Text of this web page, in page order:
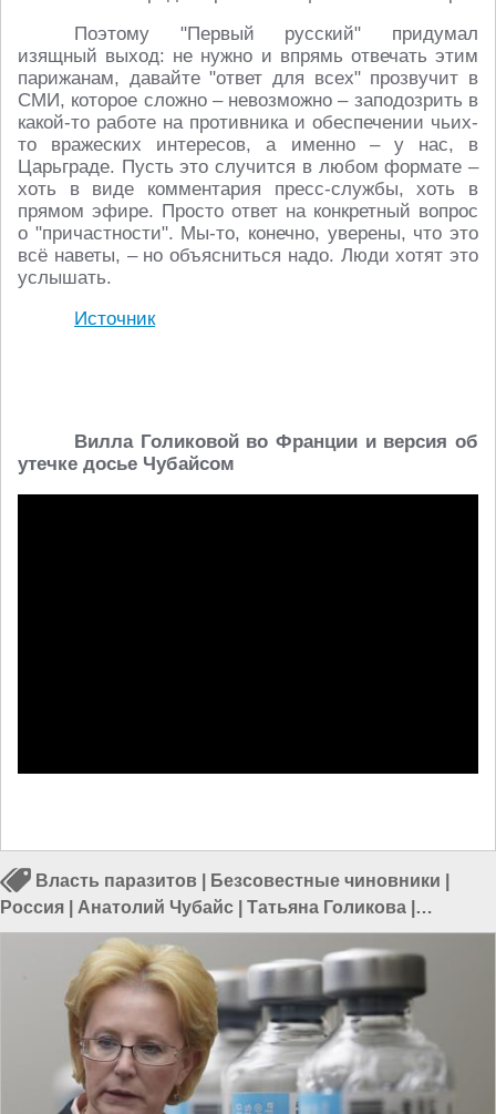
Поэтому "Первый русский" придумал
изящный выход: не нужно и впрямь отвечать этим
парижанам, давайте "ответ для всех" прозвучит в
СМИ, которое сложно – невозможно – заподозрить в
какой-то работе на противника и обеспечении чьих-
то вражеских интересов, а именно – у нас, в
Царьграде. Пусть это случится в любом формате –
хоть в виде комментария пресс-службы, хоть в
прямом эфире. Просто ответ на конкретный вопрос
о "причастности". Мы-то, конечно, уверены, что это
всё наветы, – но объясниться надо. Люди хотят это
услышать.
Источник
Вилла Голиковой во Франции и версия об
утечке досье Чубайсом
Власть паразитов Безсовестные чиновники
Россия
Анатолий Чубайс Татьяна Голикова
Франция|Вывоз капитала